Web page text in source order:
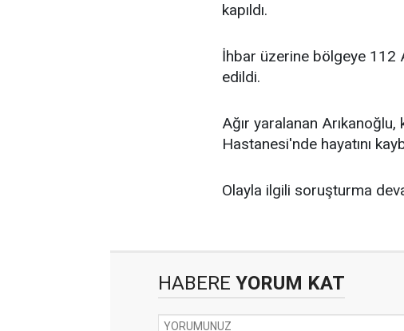
kapıldı.
İhbar üzerine bölgeye 112
edildi.
Ağır yaralanan Arıkanoğlu,
Hastanesi'nde hayatını
Olayla ilgili soruşturma
HABERE YORUM KAT